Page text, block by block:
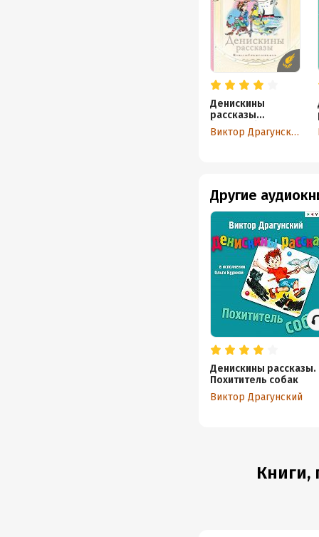
Денискины
рассказы
(сборник)
Виктор Драгунский
Другие
Денискины рассказы.
Похититель собак
Виктор Драгунский
Книги,